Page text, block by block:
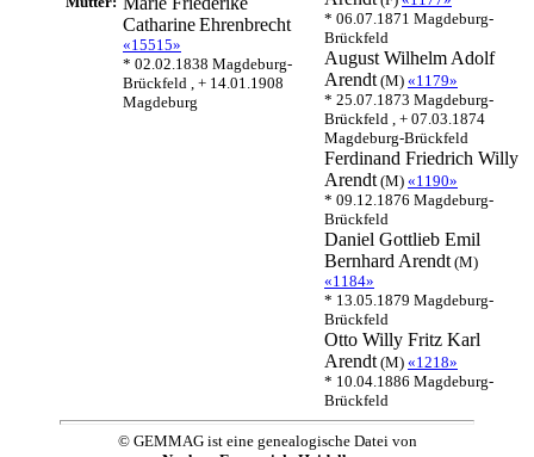
* 06.07.1871 Magdeburg-
Brückfeld
August Wilhelm Adolf
Arendt(M) «1179»
* 25.07.1873 Magdeburg-
Brückfeld , + 07.03.1874
Magdeburg-Brückfeld
Ferdinand Friedrich Willy
Arendt(M) «1190»
* 09.12.1876 Magdeburg-
Brückfeld
Daniel Gottlieb Emil
Bernhard Arendt(M)
«1184»
* 13.05.1879 Magdeburg-
Brückfeld
Otto Willy Fritz Karl
Arendt(M) «1218»
* 10.04.1886 Magdeburg-
Brückfeld
CatharineEhrenbrecht
«15515»
* 02.02.1838 Magdeburg-
Brückfeld , + 14.01.1908
Magdeburg
© GEMMAG ist eine genealogische Datei von